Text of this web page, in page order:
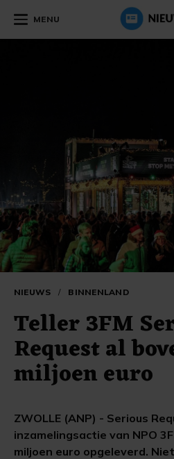
MENU
NIEUWS / BINNENLAND
Teller 3FM
Request al
miljoen euro
ZWOLLE (ANP) - Serious
inzamelingsactie van NPO
miljoen euro opgeleverd.